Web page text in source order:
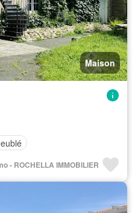
Maison
- ROCHELLA IMMOBILIER